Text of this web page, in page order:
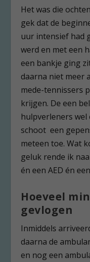
Het was die
gek dat de
uur intensief had
werd en met een
een bankje ging
daarna niet meer
mede-tennissers
krijgen. De een
hulpverleners wel
schoot een
meteen toe. Wat
geluk rende ik
én een AED én
Hoeveel
gevlogen
Inmiddels
daarna de
en nog een